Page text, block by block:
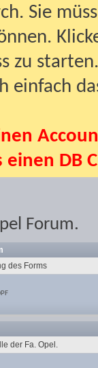
Sie
zu
einfach
DB
Forum.
des Forms
der Fa. Opel.